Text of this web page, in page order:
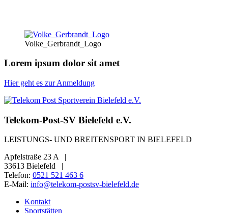
Volke_Gerbrandt_Logo
Lorem ipsum dolor sit amet
Hier geht es zur Anmeldung
Telekom-Post-SV Bielefeld e.V.
LEISTUNGS- UND BREITENSPORT IN BIELEFELD
Apfelstraße 23 A
|
33613 Bielefeld
|
Telefon: 0521 521 463 6
E-Mail: info@telekom-postsv-bielefeld.de
Kontakt
Sportstätten